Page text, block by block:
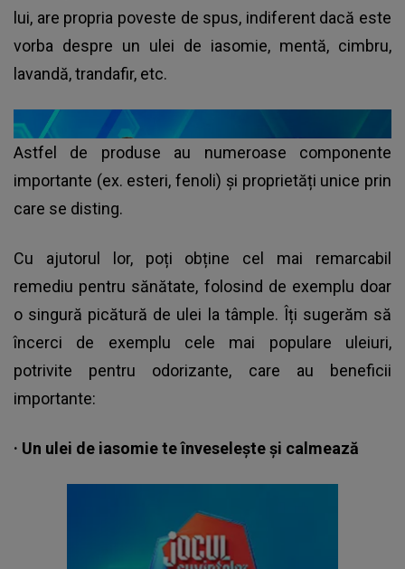
lui, are propria poveste de spus, indiferent dacă este
vorba despre un ulei de iasomie, mentă, cimbru,
lavandă, trandafir, etc.
Astfel de produse au numeroase componente
importante (ex. esteri, fenoli) și proprietăți unice prin
care se disting.
Cu ajutorul lor, poți obține cel mai remarcabil
remediu pentru sănătate, folosind de exemplu doar
o singură picătură de ulei la tâmple. Îți sugerăm să
încerci de exemplu cele mai populare uleiuri,
potrivite pentru odorizante, care au beneficii
importante:
· Un ulei de iasomie te înveselește și calmează